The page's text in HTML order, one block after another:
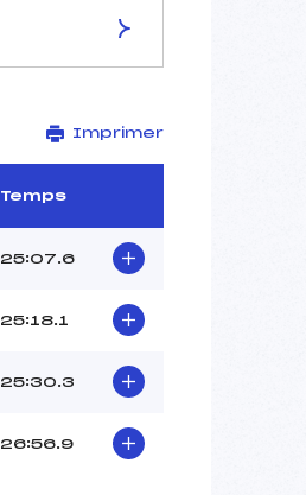
BREZNO OSRBLIE
10 km
Imprimer
Temps
25:07.6
25:18.1
25:30.3
26:56.9